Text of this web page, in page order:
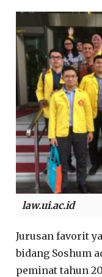
law.ui.ac.id
Jurusan favorit
bidang Soshum
peminat tahun